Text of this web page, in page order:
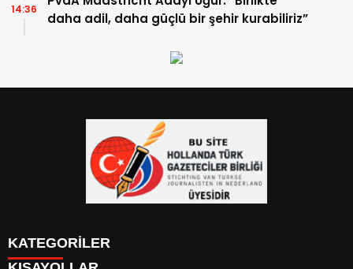
daha adil, daha güçlü bir şehir kurabiliriz”
14:36
KATEGORİLER